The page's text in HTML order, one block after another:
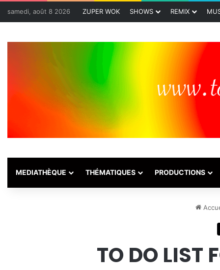
samedi, août 8 2026 ZUPER WOK SHOWS REMIX
MEDIATHÈQUE THÉMATIQUES PRODUCTIONS
TO DO